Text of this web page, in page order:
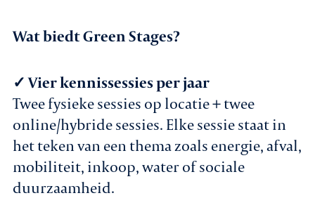
Wat biedt Green Stages?
✓ Vier kennissessies per jaar
Twee fysieke sessies op locatie + twee
online/hybride sessies. Elke sessie staat in
het teken van een thema zoals energie, afval,
mobiliteit, inkoop, water of sociale
duurzaamheid.